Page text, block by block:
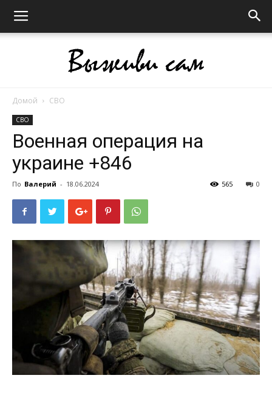
Домой СВО
СВО
Военная операция на
украине +846
По Валерий - 18.06.2024 0
565